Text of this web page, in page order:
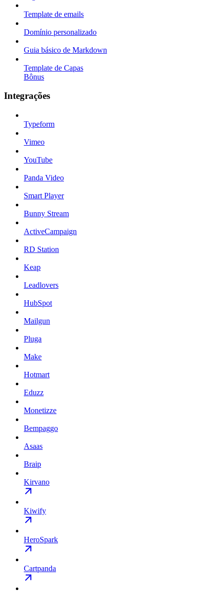
Template de emails
Domínio personalizado
Guia básico de Markdown
Template de Capas
Bônus
Integrações
Typeform
Vimeo
YouTube
Panda Video
Smart Player
Bunny Stream
ActiveCampaign
RD Station
Keap
Leadlovers
HubSpot
Mailgun
Pluga
Make
Hotmart
Eduzz
Monetizze
Bempaggo
Asaas
Braip
Kirvano
Kiwify
HeroSpark
Cartpanda